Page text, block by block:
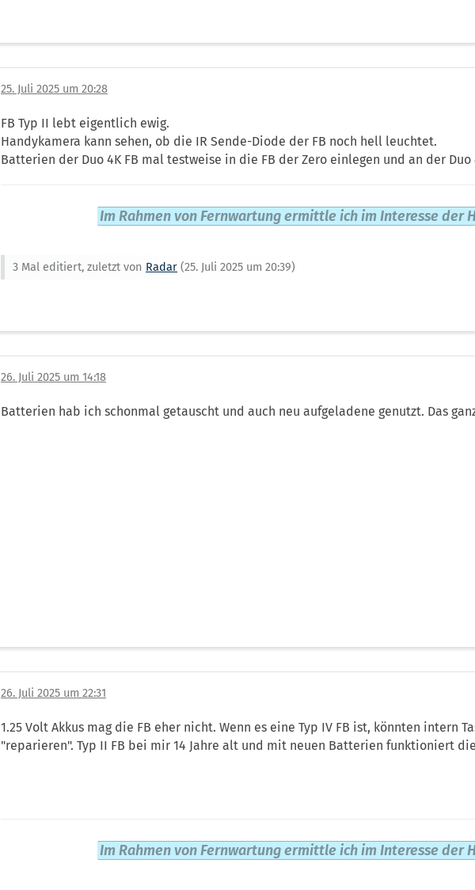
25. Juli 2025 um 20:28
FB Typ II lebt eigentlich ewig.
Handykamera kann sehen, ob die IR Sende-Diode der FB noch hell leuchtet.
Batterien der Duo 4K FB mal testweise in die FB der Zero einlegen und an der Duo
Im Rahmen von Fernwartung ermittle ich im Interesse der
3 Mal editiert, zuletzt von Radar (25. Juli 2025 um 20:39)
26. Juli 2025 um 14:18
Batterien hab ich schonmal getauscht und auch neu aufgeladene genutzt. Das
26. Juli 2025 um 22:31
1.25 Volt Akkus mag die FB eher nicht. Wenn es eine Typ IV FB ist, könnten intern
"reparieren". Typ II FB bei mir 14 Jahre alt und mit neuen Batterien funktioniert die
Im Rahmen von Fernwartung ermittle ich im Interesse der